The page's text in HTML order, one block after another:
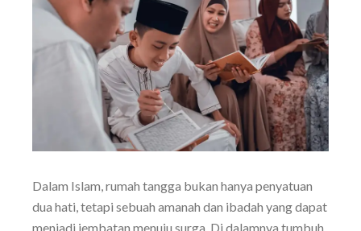
Dalam Islam, rumah tangga bukan hanya penyatuan
dua hati, tetapi sebuah amanah dan ibadah yang dapat
menjadi jembatan menuju surga. Di dalamnya tumbuh